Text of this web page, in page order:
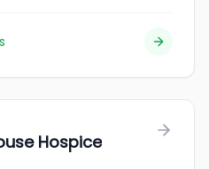
Hospice